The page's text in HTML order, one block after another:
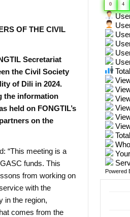
OF THE CIVIL
Secretariat
the Civil Society
of Dili in 2024.
the information
held on FONGTIL’s
on the
“This meeting is a
funds. This
from working on
with the
in the region,
comes from the
0 4
Powered